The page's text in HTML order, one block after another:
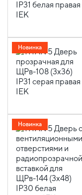
Новинка
Новинка